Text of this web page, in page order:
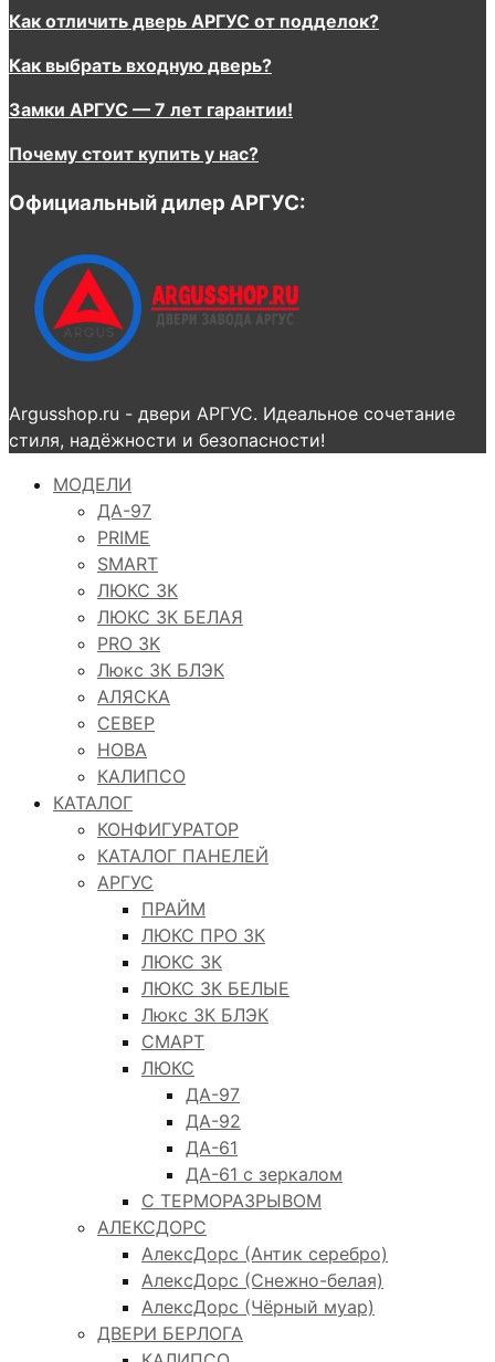
Как отличить дверь АРГУС от подделок?
Как выбрать входную дверь?
Замки АРГУС — 7 лет гарантии!
Почему стоит купить у нас?
Официальный дилер АРГУС:
Argusshop.ru - двери АРГУС. Идеальное сочетание
стиля, надёжности и безопасности!
МОДЕЛИ
ДА-97
PRIME
SMART
ЛЮКС 3К
ЛЮКС 3К БЕЛАЯ
PRO 3K
Люкс 3К БЛЭК
АЛЯСКА
СЕВЕР
НОВА
КАЛИПСО
КАТАЛОГ
КОНФИГУРАТОР
КАТАЛОГ ПАНЕЛЕЙ
АРГУС
ПРАЙМ
ЛЮКС ПРО 3К
ЛЮКС 3К
ЛЮКС 3К БЕЛЫЕ
Люкс 3К БЛЭК
СМАРТ
ЛЮКС
ДА-97
ДА-92
ДА-61
ДА-61 с зеркалом
С ТЕРМОРАЗРЫВОМ
АЛЕКСДОРС
АлексДорс (Антик серебро)
АлексДорс (Снежно-белая)
АлексДорс (Чёрный муар)
ДВЕРИ БЕРЛОГА